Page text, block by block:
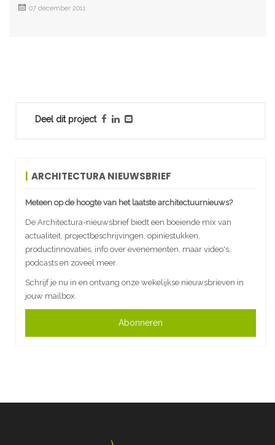
Deel dit project
ARCHITECTURA NIEUWSBRIEF
Meteen op de hoogte van het laatste architectuurnieuws?
De Architectura-nieuwsbrief biedt een boeiende mix van
actualiteit, projectbeschrijvingen, opiniestukken,
productinnovaties, info over evenementen, maar video's,
podcasts en zoveel meer.
Schrijf je nu in en ontvang onze wekelijkse nieuwsbrieven in
jouw mailbox.
Abonneren
07 december 2011